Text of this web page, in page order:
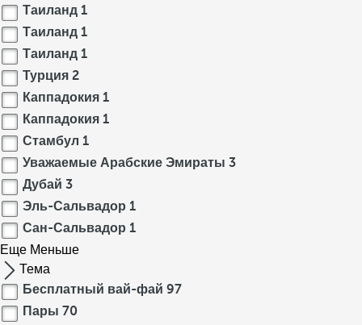
Таиланд 1
Таиланд 1
Таиланд 1
Турция 2
Каппадокия 1
Каппадокия 1
Стамбул 1
Уважаемые Арабские Эмираты 3
Дубай 3
Эль-Сальвадор 1
Сан-Сальвадор 1
Еще Меньше
Тема
Бесплатный вай-фай 97
Пары 70